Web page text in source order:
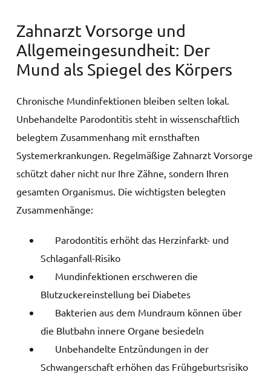
Zahnarzt Vorsorge und
Allgemeingesundheit: Der
Mund als Spiegel des Körpers
Chronische Mundinfektionen bleiben selten lokal.
Unbehandelte Parodontitis steht in wissenschaftlich
belegtem Zusammenhang mit ernsthaften
Systemerkrankungen. Regelmäßige Zahnarzt Vorsorge
schützt daher nicht nur Ihre Zähne, sondern Ihren
gesamten Organismus. Die wichtigsten belegten
Zusammenhänge:
Parodontitis erhöht das Herzinfarkt- und
Schlaganfall-Risiko
Mundinfektionen erschweren die
Blutzuckereinstellung bei Diabetes
Bakterien aus dem Mundraum können über
die Blutbahn innere Organe besiedeln
Unbehandelte Entzündungen in der
Schwangerschaft erhöhen das Frühgeburtsrisiko